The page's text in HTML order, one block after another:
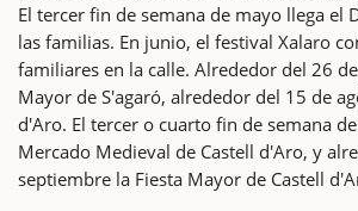
El tercer fin de semana de mayo llega el
las familias. En junio, el festival Xalaro
familiares en la calle. Alrededor del 26
Mayor de S'agaró, alrededor del 15 de
d'Aro. El tercer o cuarto fin de semana
Mercado Medieval de Castell d'Aro, y
septiembre la Fiesta Mayor de Castell